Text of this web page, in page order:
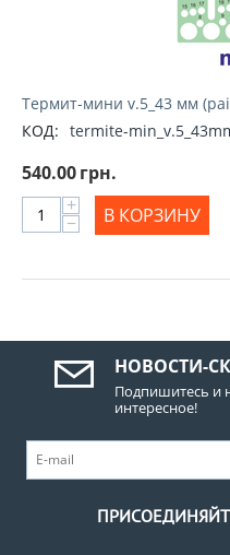
Термит-мини v.5_43 мм
КОД: termite-
540.00грн.
+
− В КОРЗИНУ
НОВОСТИ-
Подпишитесь и
интересное!